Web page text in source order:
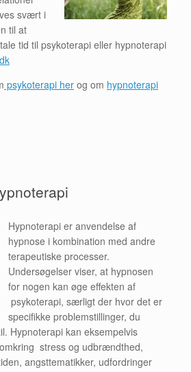
svært i
til at
tid til psykoterapi eller hypnoterapi
psykoterapi her og om hypnoterapi
Hypnoterapi er anvendelse af
hypnose i kombination med andre
terapeutiske processer.
Undersøgelser viser, at hypnosen
for nogen kan øge effekten af
psykoterapi, særligt der hvor det er
specifikke problemstillinger, du
Hypnoterapi kan eksempelvis
stress og udbrændthed,
angsttematikker, udfordringer